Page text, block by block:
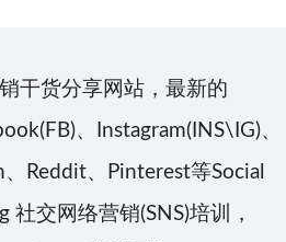
干货分享网站，最新的
、Instagram(INS\IG)、
Reddit、Pinterest等Social
交网络营销(SNS)培训，